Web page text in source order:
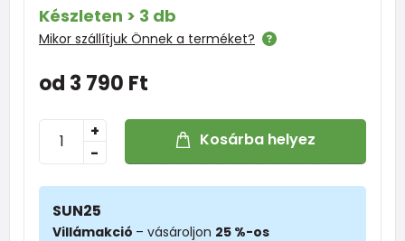
Készleten > 3 db
Mikor szállítjuk Önnek a terméket?
od 3 790 Ft
-
+ Kosárba helyez
SUN25
Villámakció – vásároljon 25 %-os